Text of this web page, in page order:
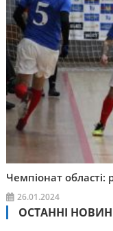
Чемпіонат області:
26.01.2024
ОСТАННІ